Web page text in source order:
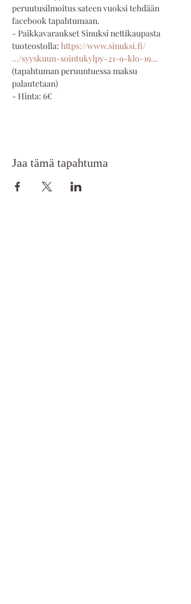
peruutusilmoitus sateen vuoksi tehdään
facebook tapahtumaan.
- Paikkavaraukset Sinuksi nettikaupasta
tuoteostolla: https://www.sinuksi.fi/
…/syyskuun-sointukylpy-21-9-klo-19…
(tapahtuman peruuntuessa maksu
palautetaan)
- Hinta: 6€
Jaa tämä tapahtuma